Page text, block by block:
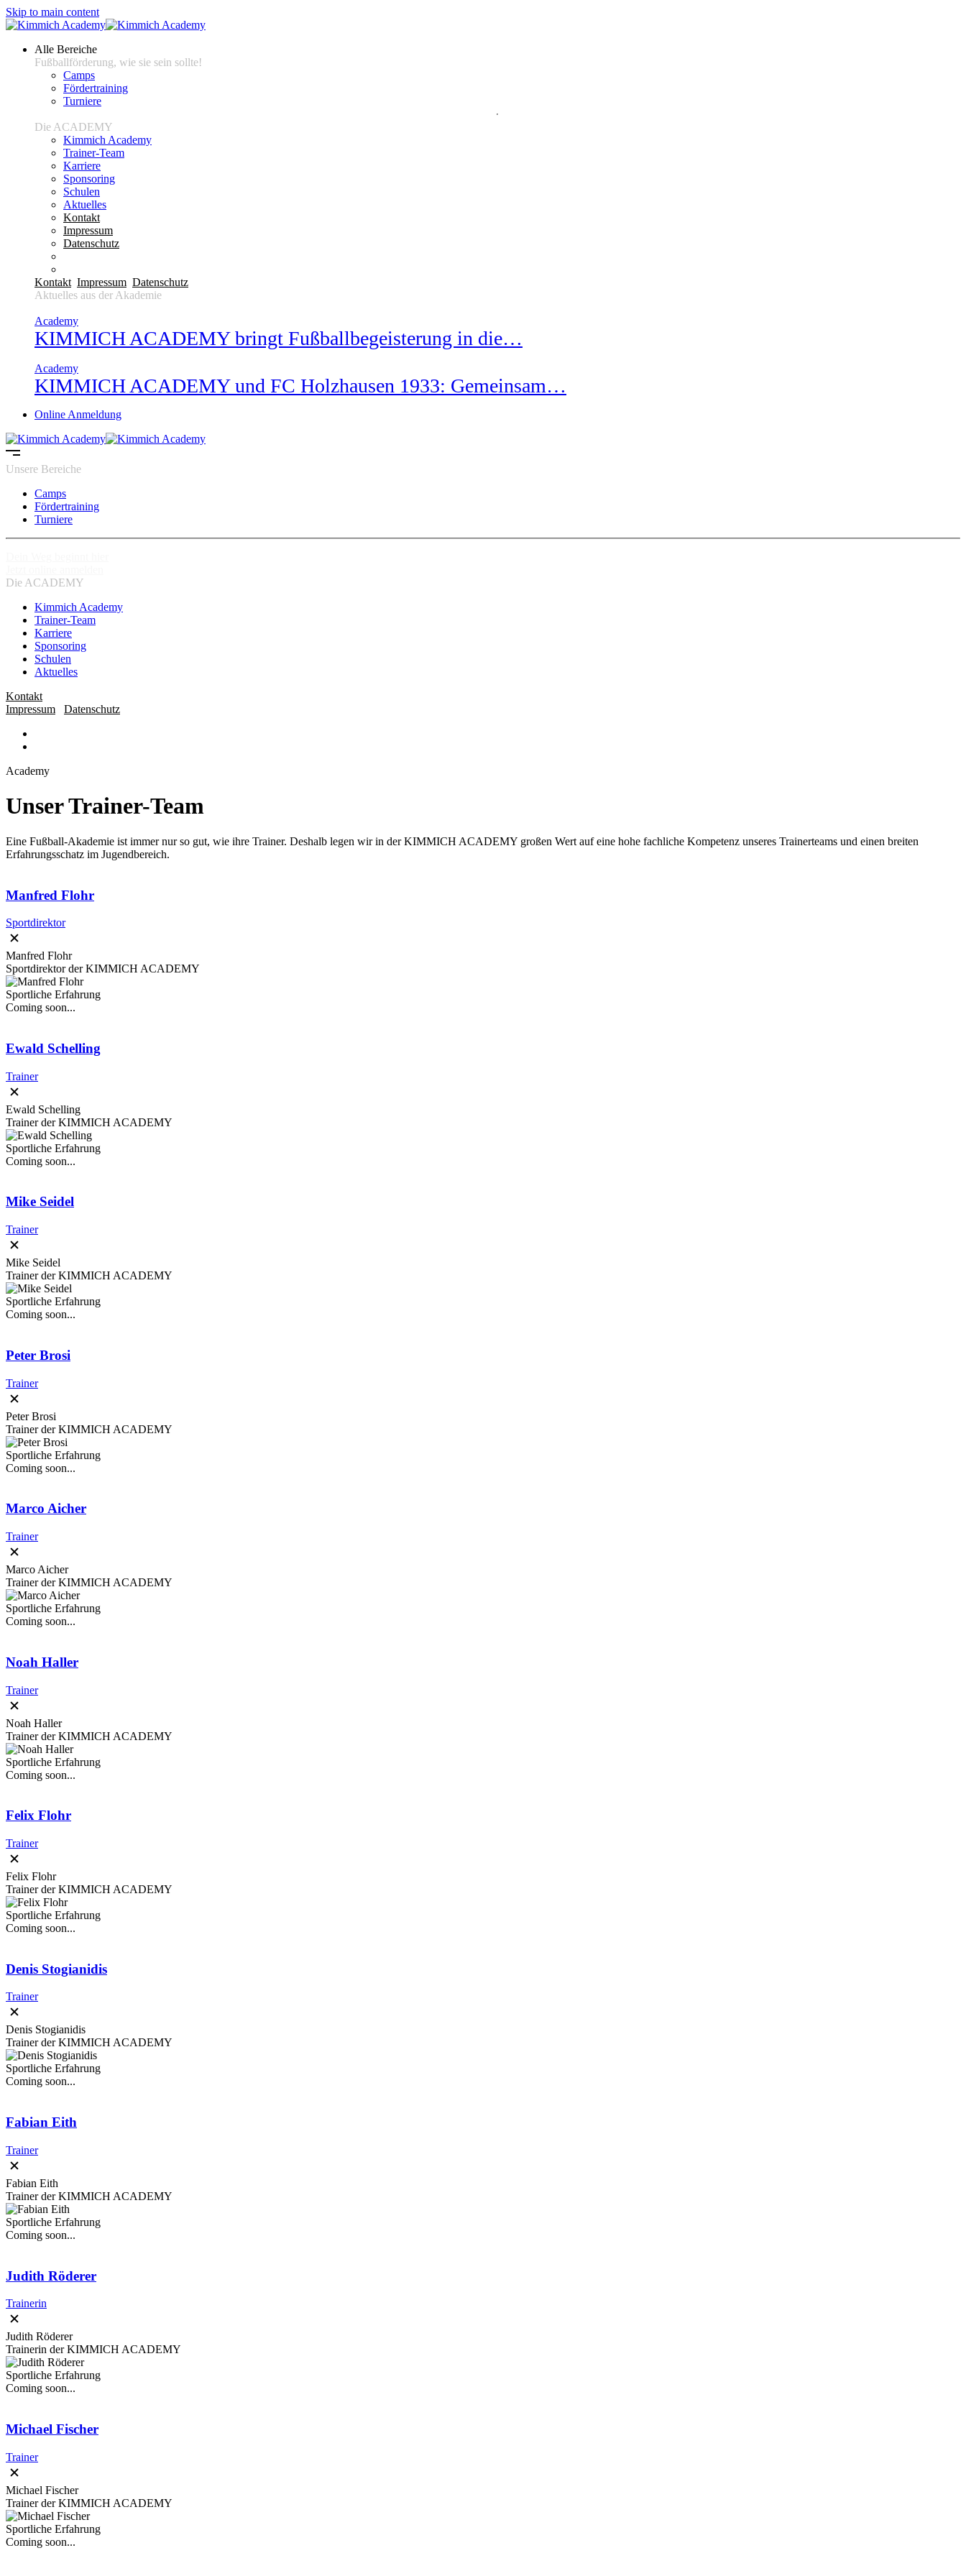
Skip to main content
Alle Bereiche
Fußballförderung, wie sie sein sollte!
Camps
Fördertraining
Turniere
Die ACADEMY
Kimmich Academy
Trainer-Team
Karriere
Sponsoring
Schulen
Aktuelles
Kontakt
Impressum
Datenschutz
Kontakt Impressum Datenschutz
Aktuelles aus der Akademie
Academy
KIMMICH ACADEMY bringt Fußballbegeisterung in die…
Academy
KIMMICH ACADEMY und FC Holzhausen 1933: Gemeinsam…
Online Anmeldung
Unsere Bereiche
Camps
Fördertraining
Turniere
Die ACADEMY
Kimmich Academy
Trainer-Team
Karriere
Sponsoring
Schulen
Aktuelles
Kontakt
Impressum
Datenschutz
Academy
Unser Trainer-Team
Eine Fußball-Akademie ist immer nur so gut, wie ihre Trainer. Deshalb legen wir in der KIMMICH ACADEMY großen Wert auf eine hohe fachliche Kompetenz unseres Trainerteams und einen breiten
Erfahrungsschatz im Jugendbereich.
Manfred Flohr
Sportdirektor
Manfred Flohr
Sportdirektor der KIMMICH ACADEMY
Sportliche Erfahrung
Coming soon...
Ewald Schelling
Trainer
Ewald Schelling
Trainer der KIMMICH ACADEMY
Sportliche Erfahrung
Coming soon...
Mike Seidel
Trainer
Mike Seidel
Trainer der KIMMICH ACADEMY
Sportliche Erfahrung
Coming soon...
Peter Brosi
Trainer
Peter Brosi
Trainer der KIMMICH ACADEMY
Sportliche Erfahrung
Coming soon...
Marco Aicher
Trainer
Marco Aicher
Trainer der KIMMICH ACADEMY
Sportliche Erfahrung
Coming soon...
Noah Haller
Trainer
Noah Haller
Trainer der KIMMICH ACADEMY
Sportliche Erfahrung
Coming soon...
Felix Flohr
Trainer
Felix Flohr
Trainer der KIMMICH ACADEMY
Sportliche Erfahrung
Coming soon...
Denis Stogianidis
Trainer
Denis Stogianidis
Trainer der KIMMICH ACADEMY
Sportliche Erfahrung
Coming soon...
Fabian Eith
Trainer
Fabian Eith
Trainer der KIMMICH ACADEMY
Sportliche Erfahrung
Coming soon...
Judith Röderer
Trainerin
Judith Röderer
Trainerin der KIMMICH ACADEMY
Sportliche Erfahrung
Coming soon...
Michael Fischer
Trainer
Michael Fischer
Trainer der KIMMICH ACADEMY
Sportliche Erfahrung
Coming soon...